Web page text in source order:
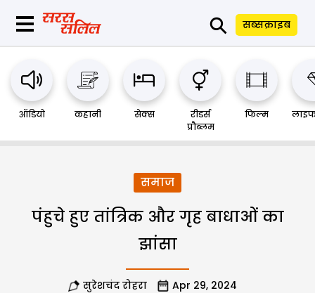
⚲ सब्सक्राइब
ऑडियो कहानी सेक्स
रीडर्स
प्रौब्लम
फिल्म
समाज
पंहुचे हुए तांत्रिक और गृह बाधाओं का
झांसा
सुरेशचंद रोहरा Apr 29, 2024